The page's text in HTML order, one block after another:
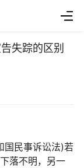
失踪的区别
国民事诉讼法)若
落不明，另一